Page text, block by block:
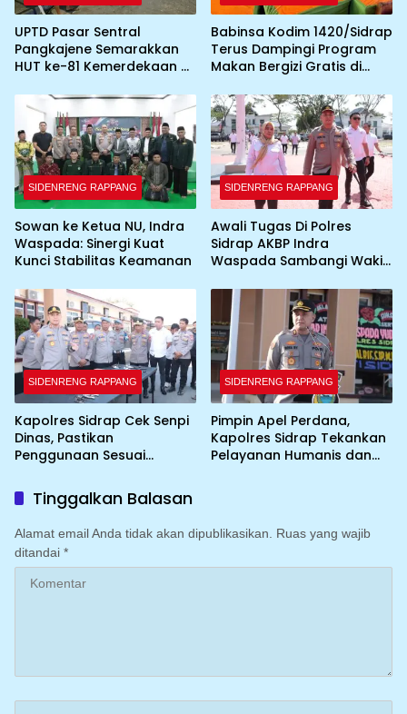
UPTD Pasar Sentral
Pangkajene Semarakkan
HUT ke-81 Kemerdekaan RI
Umbul-Umbul dan
Dekorasi Merah Putih
Babinsa Kodim 1420/Sidrap
Terus Dampingi Program
Makan Bergizi Gratis di
SIDENRENG RAPPANG
Sowan ke Ketua NU, Indra
Waspada: Sinergi Kuat
Kunci Stabilitas Keamanan
SIDENRENG RAPPANG
Awali Tugas Di Polres
Sidrap AKBP Indra
Waspada Sambangi Wakil
SIDENRENG RAPPANG
Kapolres Sidrap Cek Senpi
Dinas, Pastikan
Penggunaan Sesuai
SIDENRENG RAPPANG
Pimpin Apel Perdana,
Kapolres Sidrap Tekankan
Pelayanan Humanis dan
Tinggalkan Balasan
Alamat email Anda tidak akan dipublikasikan.
Ruas yang wajib
ditandai *